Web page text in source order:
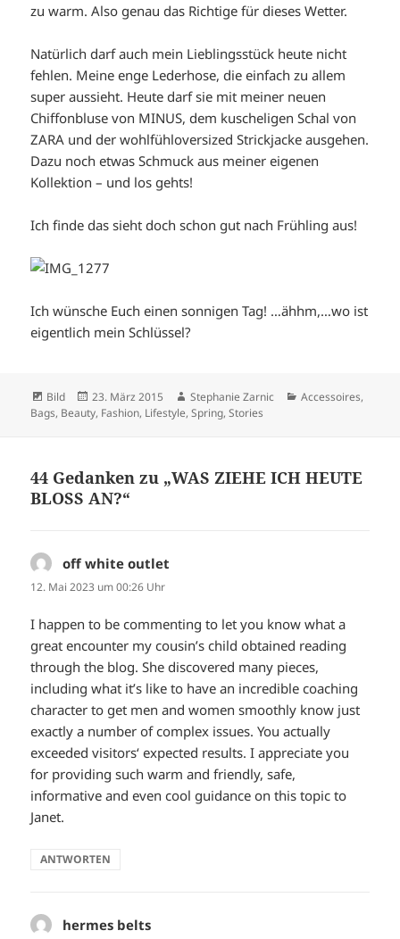
zu warm. Also genau das Richtige für dieses Wetter.
Natürlich darf auch mein Lieblingsstück heute nicht
fehlen. Meine enge Lederhose, die einfach zu allem
super aussieht. Heute darf sie mit meiner neuen
Chiffonbluse von MINUS, dem kuscheligen Schal von
ZARA und der wohlfühloversized Strickjacke ausgehen.
Dazu noch etwas Schmuck aus meiner eigenen
Kollektion – und los gehts!
Ich finde das sieht doch schon gut nach Frühling aus!
Ich wünsche Euch einen sonnigen Tag! …ähhm,…wo ist
eigentlich mein Schlüssel?
Format
Bild
Veröffentlicht
am
23. März 2015 Autor
Stephanie Zarnic Kategorien
Accessoires,
Bags, Beauty, Fashion, Lifestyle,Spring,Stories
44 Gedanken zu „WAS ZIEHE ICH HEUTE
BLOSS AN?“
off white outlet
12. Mai 2023 um 00:26 Uhr
I happen to be commenting to let you know what a
great encounter my cousin’s child obtained reading
through the blog. She discovered many pieces,
including what it’s like to have an incredible coaching
character to get men and women smoothly know just
exactly a number of complex issues. You actually
exceeded visitors‘ expected results. I appreciate you
for providing such warm and friendly, safe,
informative and even cool guidance on this topic to
Janet.
ANTWORTEN
hermes belts